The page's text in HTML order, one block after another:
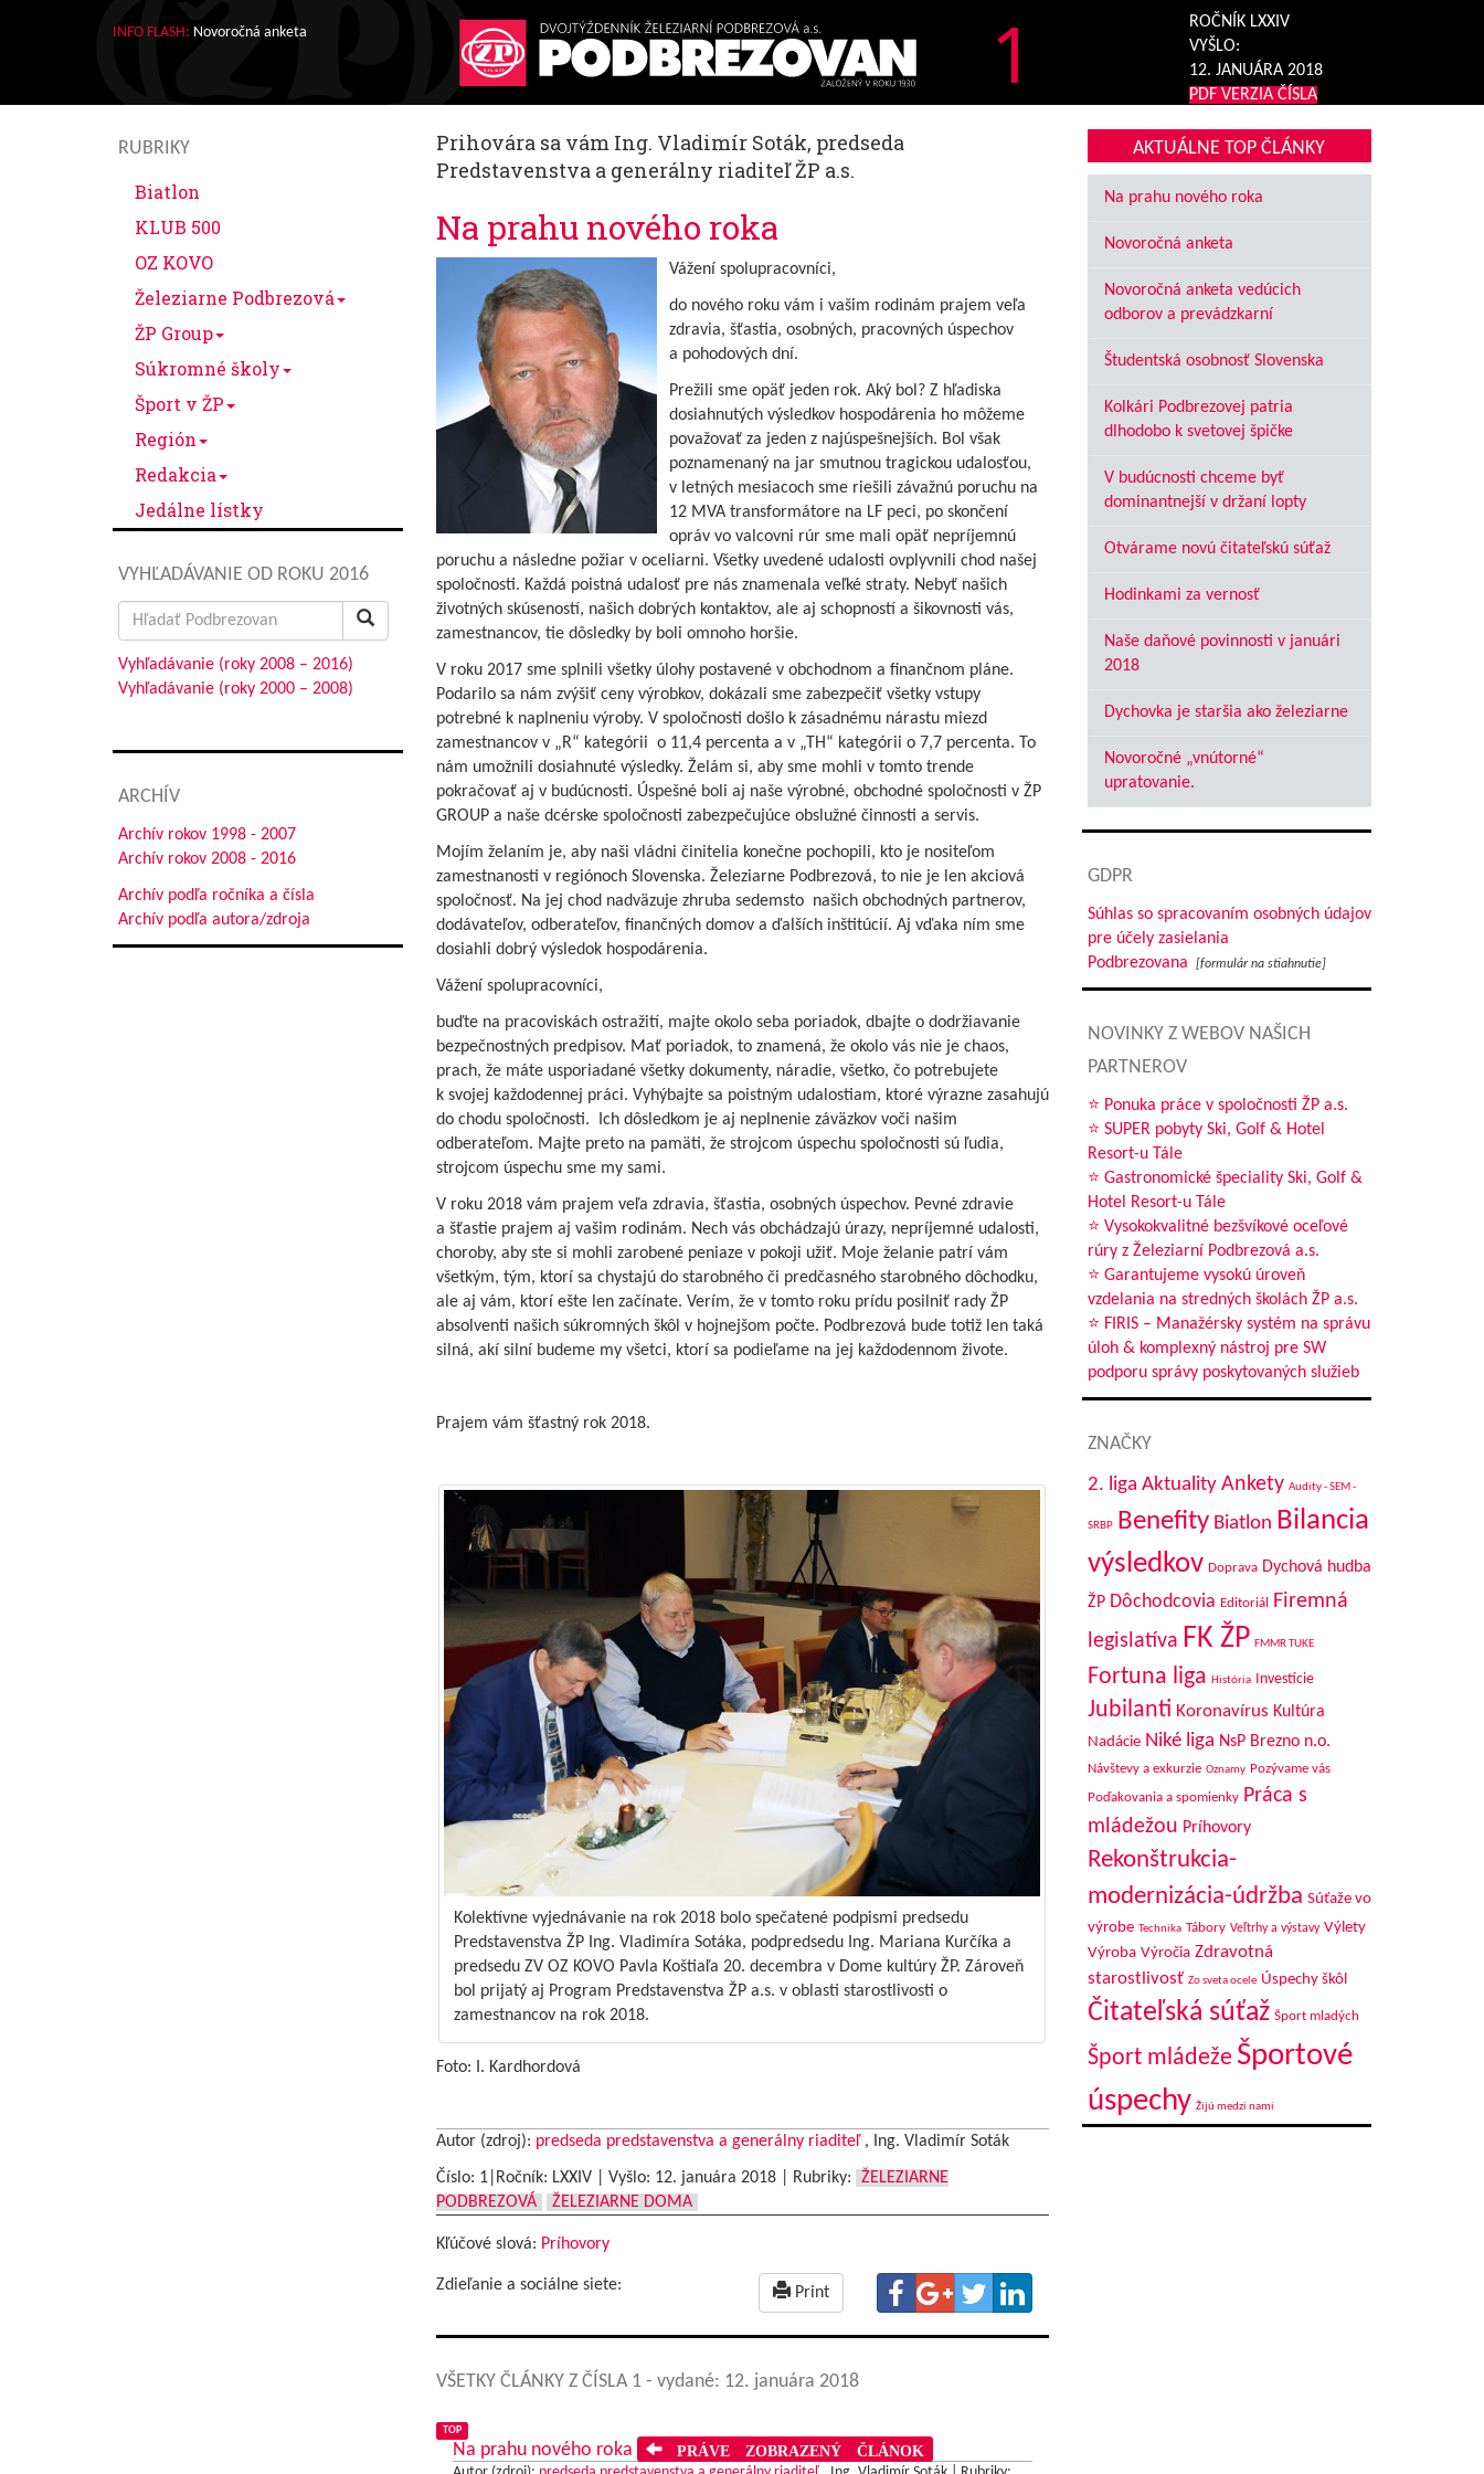
INFO FLASH: Novoročná anketa 1
ROČNÍK LXXIV
VYŠLO:
12. JANUÁRA 2018
PDF VERZIA ČÍSLA
RUBRIKY
Biatlon
KLUB 500
OZ KOVO
Železiarne Podbrezová
ŽP Group
Súkromné školy
Šport v ŽP
Región
Redakcia
Jedálne lístky
VYHĽADÁVANIE OD ROKU 2016
Search
for:
Vyhľadávanie (roky 2008 – 2016)
Vyhľadávanie (roky 2000 – 2008)
ARCHÍV
Archív rokov 1998 - 2007
Archív rokov 2008 - 2016
Archív podľa ročníka a čísla
Archív podľa autora/zdroja
Prihovára sa vám Ing. Vladimír Soták, predseda
Predstavenstva a generálny riaditeľ ŽP a.s.
Na prahu nového roka
Vážení spolupracovníci,
do nového roku vám i vašim rodinám prajem veľa
zdravia, šťastia, osobných, pracovných úspechov
a pohodových dní.
Prežili sme opäť jeden rok. Aký bol? Z hľadiska
dosiahnutých výsledkov hospodárenia ho môžeme
považovať za jeden z najúspešnejších. Bol však
poznamenaný na jar smutnou tragickou udalosťou,
v letných mesiacoch sme riešili závažnú poruchu na
12 MVA transformátore na LF peci, po skončení
opráv vo valcovni rúr sme mali opäť nepríjemnú
poruchu a následne požiar v oceliarni. Všetky uvedené udalosti ovplyvnili chod našej
spoločnosti. Každá poistná udalosť pre nás znamenala veľké straty. Nebyť našich
životných skúseností, našich dobrých kontaktov, ale aj schopností a šikovnosti vás,
zamestnancov, tie dôsledky by boli omnoho horšie.
V roku 2017 sme splnili všetky úlohy postavené v obchodnom a finančnom pláne.
Podarilo sa nám zvýšiť ceny výrobkov, dokázali sme zabezpečiť všetky vstupy
potrebné k naplneniu výroby. V spoločnosti došlo k zásadnému nárastu miezd
zamestnancov v „R“ kategórii o 11,4 percenta a v „TH“ kategórii o 7,7 percenta. To
nám umožnili dosiahnuté výsledky. Želám si, aby sme mohli v tomto trende
pokračovať aj v budúcnosti. Úspešné boli aj naše výrobné, obchodné spoločnosti v ŽP
GROUP a naše dcérske spoločnosti zabezpečujúce obslužné činnosti a servis.
Mojím želaním je, aby naši vládni činitelia konečne pochopili, kto je nositeľom
zamestnanosti v regiónoch Slovenska. Železiarne Podbrezová, to nie je len akciová
spoločnosť. Na jej chod nadväzuje zhruba sedemsto našich obchodných partnerov,
dodávateľov, odberateľov, finančných domov a ďalších inštitúcií. Aj vďaka ním sme
dosiahli dobrý výsledok hospodárenia.
Vážení spolupracovníci,
buďte na pracoviskách ostražití, majte okolo seba poriadok, dbajte o dodržiavanie
bezpečnostných predpisov. Mať poriadok, to znamená, že okolo vás nie je chaos,
prach, že máte usporiadané všetky dokumenty, náradie, všetko, čo potrebujete
k svojej každodennej práci. Vyhýbajte sa poistným udalostiam, ktoré výrazne zasahujú
do chodu spoločnosti. Ich dôsledkom je aj neplnenie záväzkov voči našim
odberateľom. Majte preto na pamäti, že strojcom úspechu spoločnosti sú ľudia,
strojcom úspechu sme my sami.
V roku 2018 vám prajem veľa zdravia, šťastia, osobných úspechov. Pevné zdravie
a šťastie prajem aj vašim rodinám. Nech vás obchádzajú úrazy, nepríjemné udalosti,
choroby, aby ste si mohli zarobené peniaze v pokoji užiť. Moje želanie patrí vám
všetkým, tým, ktorí sa chystajú do starobného či predčasného starobného dôchodku,
ale aj vám, ktorí ešte len začínate. Verím, že v tomto roku prídu posilniť rady ŽP
absolventi našich súkromných škôl v hojnejšom počte. Podbrezová bude totiž len taká
silná, akí silní budeme my všetci, ktorí sa podieľame na jej každodennom živote.
Prajem vám šťastný rok 2018.
Kolektívne vyjednávanie na rok 2018 bolo spečatené podpismi predsedu
Predstavenstva ŽP Ing. Vladimíra Sotáka, podpredsedu Ing. Mariana Kurčíka a
predsedu ZV OZ KOVO Pavla Koštiaľa 20. decembra v Dome kultúry ŽP. Zároveň
bol prijatý aj Program Predstavenstva ŽP a.s. v oblasti starostlivosti o
zamestnancov na rok 2018.
Foto: I. Kardhordová
Autor (zdroj): predseda predstavenstva a generálny riaditeľ, Ing. Vladimír Soták
Číslo: 1|Ročník: LXXIV | Vyšlo: 12. januára 2018| Rubriky:
ŽELEZIARNE
PODBREZOVÁ
ŽELEZIARNE DOMA
Kľúčové slová: Príhovory
Zdieľanie a sociálne siete: Print
VŠETKY ČLÁNKY Z ČÍSLA 1 - vydané: 12. januára 2018
TOP
Na prahu nového roka PRÁVE ZOBRAZENÝ ČLÁNOK
AKTUÁLNE TOP ČLÁNKY
Na prahu nového roka
Novoročná anketa
Novoročná anketa vedúcich
odborov a prevádzkarní
Študentská osobnosť Slovenska
Kolkári Podbrezovej patria
dlhodobo k svetovej špičke
V budúcnosti chceme byť
dominantnejší v držaní lopty
Otvárame novú čitateľskú súťaž
Hodinkami za vernosť
Naše daňové povinnosti v januári
2018
Dychovka je staršia ako železiarne
Novoročné „vnútorné“
upratovanie.
GDPR
Súhlas so spracovaním osobných údajov
pre účely zasielania
Podbrezovana
[formulár na stiahnutie]
NOVINKY Z WEBOV NAŠICH
PARTNEROV
⭐ Ponuka práce v spoločnosti ŽP a.s.
⭐ SUPER pobyty Ski, Golf & Hotel
Resort-u Tále
⭐ Gastronomické špeciality Ski, Golf &
Hotel Resort-u Tále
⭐ Vysokokvalitné bezšvíkové oceľové
rúry z Železiarní Podbrezová a.s.
⭐ Garantujeme vysokú úroveň
vzdelania na stredných školách ŽP a.s.
⭐ FIRIS – Manažérsky systém na správu
úloh & komplexný nástroj pre SW
podporu správy poskytovaných služieb
ZNAČKY
2. liga Aktuality Ankety Audity - SEM -
SRBP Benefity Biatlon Bilancia
výsledkov Doprava Dychová hudba
ŽP Dôchodcovia Editoriál
Firemná
legislatíva FK ŽP FMMR TUKE
Fortuna liga História Investície
Jubilanti Koronavírus Kultúra
Nadácie Niké liga NsP Brezno n.o.
Návštevy a exkurzie Oznamy Pozývame vás
Poďakovania a spomienky Práca s
mládežou Príhovory
Rekonštrukcia-
modernizácia-údržba Súťaže vo
výrobe Technika Tábory Veľtrhy a výstavy Výlety
Výroba Výročia Zdravotná
starostlivosť Zo sveta ocele Úspechy škôl
Čitateľská súťaž Šport mladých
Šport mládeže Športové
úspechy Žijú medzi nami